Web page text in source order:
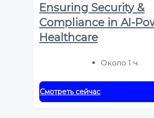
Ensuring Security &
Compliance in AI-
Healthcare
Около 1 ч.
Смотреть сейчас